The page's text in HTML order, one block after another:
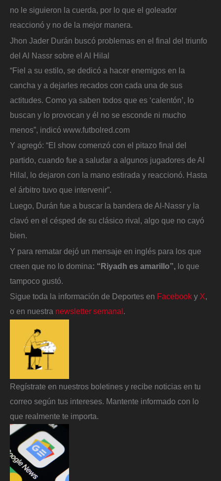
no le siguieron la cuerda, por lo que el goleador
reaccionó y no de la mejor manera.
Jhon Jader Durán buscó problemas en el final del triunfo
del Al Nassr sobre el Al Hilal
“Fiel a su estilo, se dedicó a hacer enemigos en la
cancha y a dejarles recados con cada una de sus
actitudes. Como ya saben todos que es ‘calentón’, lo
buscan y lo provocan y él no se esconde ni mucho
menos”, indicó www.futbolred.com
Y agregó: “El show comenzó con el pitazo final del
partido, cuando fue a saludar a algunos jugadores de Al
Hilal, lo dejaron con la mano estirada y reaccionó. Hasta
el árbitro tuvo que intervenir”.
Luego, Durán fue a buscar la bandera de Al-Nassr y la
clavó en el césped de su clásico rival, algo que no cayó
bien.
Y para rematar dejó un mensaje en inglés para los que
creen que no lo domina: “Riyadh es amarillo”, lo que
tampoco gustó.
Sigue toda la información de Deportes en Facebook y X,
o en nuestra newsletter semanal.
Regístrate en nuestros boletines y recibe noticias en tu
correo según tus intereses. Mantente informado con lo
que realmente te importa.